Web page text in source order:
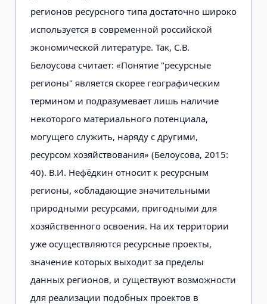
регионов ресурсного типа достаточно широко
используется в современной российской
экономической литературе. Так, С.В.
Белоусова считает: «Понятие "ресурсные
регионы" является скорее географическим
термином и подразумевает лишь наличие
некоторого материального потенциала,
могущего служить, наряду с другими,
ресурсом хозяйствования» (Белоусова, 2015:
40). В.И. Нефёдкин относит к ресурсным
регионы, «обладающие значительными
природными ресурсами, пригодными для
хозяйственного освоения. На их территории
уже осуществляются ресурсные проекты,
значение которых выходит за пределы
данных регионов, и существуют возможности
для реализации подобных проектов в